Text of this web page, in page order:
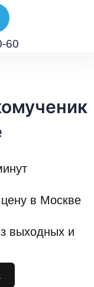
60
в Москве
выходных и